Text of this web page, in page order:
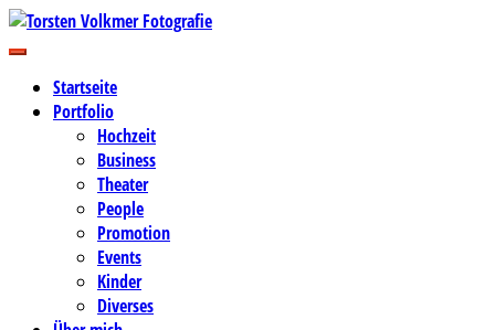
Zum
Inhalt
Torsten Volkmer Fotografie
Business-, Portrait- und Hochzeitsfotografie
Startseite
Portfolio
Hochzeit
Business
Theater
People
Promotion
Events
Kinder
Diverses